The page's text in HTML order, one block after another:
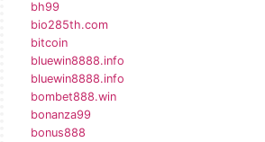
bh99
bio285th.com
bitcoin
bluewin8888.info
bluewin8888.info
bombet888.win
bonanza99
bonus888